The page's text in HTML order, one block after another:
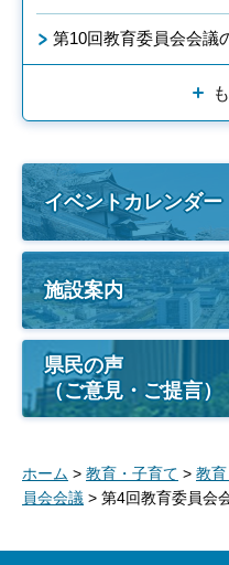
第10回教育委員会会議
イベントカレンダー
施設案内
県民の声
（ご意見・ご提言）
ホーム > 教育・子育て > 教
員会会議 > 第4回教育委員会